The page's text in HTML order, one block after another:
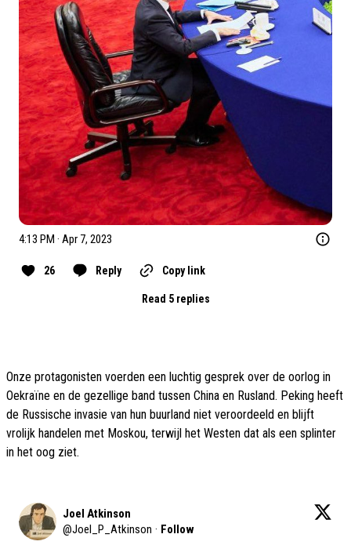
4:13 PM · Apr 7, 2023
26 Reply Copy link
Read 5 replies
Onze protagonisten voerden een luchtig gesprek over de oorlog in
Oekraïne en de gezellige band tussen China en Rusland. Peking heeft
de Russische invasie van hun buurland niet veroordeeld en blijft
vrolijk handelen met Moskou, terwijl het Westen dat als een splinter
in het oog ziet.
Joel Atkinson
@Joel_P_Atkinson · Follow